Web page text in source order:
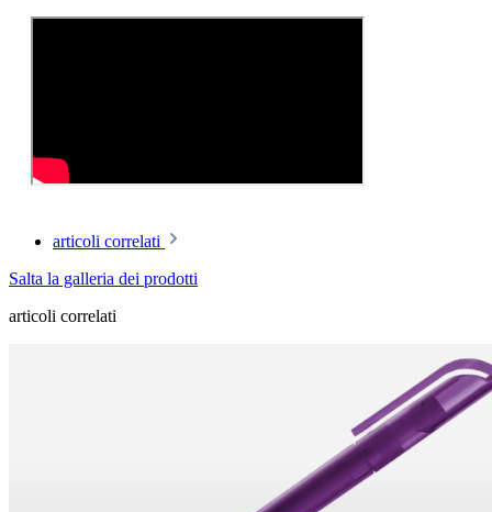
articoli correlati
Salta la galleria dei prodotti
articoli correlati